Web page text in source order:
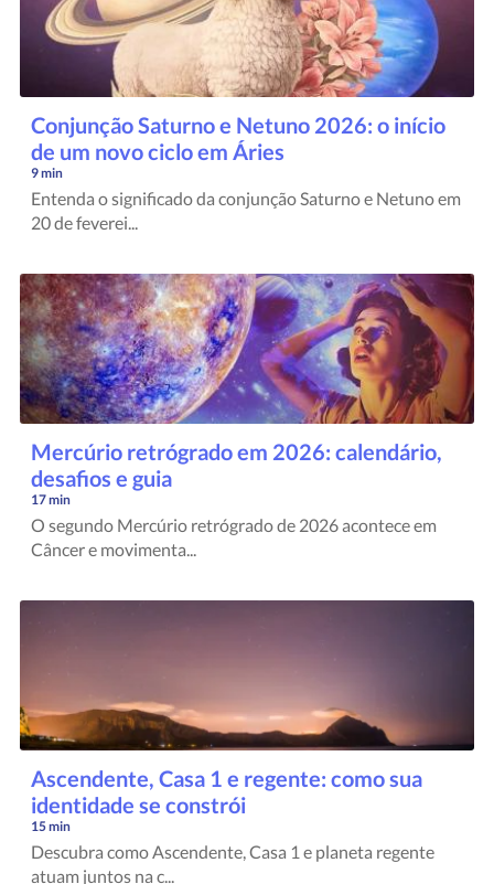
Conjunção Saturno e Netuno 2026: o início
de um novo ciclo em Áries
9 min
Entenda o significado da conjunção Saturno e Netuno em
20 de feverei...
Mercúrio retrógrado em 2026: calendário,
desafios e guia
17 min
O segundo Mercúrio retrógrado de 2026 acontece em
Câncer e movimenta...
Ascendente, Casa 1 e regente: como sua
identidade se constrói
15 min
Descubra como Ascendente, Casa 1 e planeta regente
atuam juntos na c...